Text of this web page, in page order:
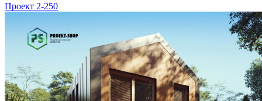
Проект 2-250